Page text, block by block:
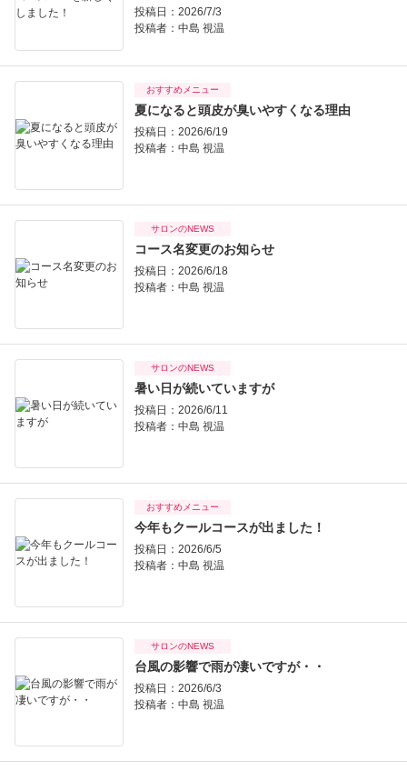
投稿日：2026/7/3
投稿者： 中島 視温
おすすめメニュー
夏になると頭皮が臭いやすくなる理由
投稿日：2026/6/19
投稿者： 中島 視温
サロンのNEWS
コース名変更のお知らせ
投稿日：2026/6/18
投稿者： 中島 視温
サロンのNEWS
暑い日が続いていますが
投稿日：2026/6/11
投稿者： 中島 視温
おすすめメニュー
今年もクールコースが出ました！
投稿日：2026/6/5
投稿者： 中島 視温
サロンのNEWS
台風の影響で雨が凄いですが・・
投稿日：2026/6/3
投稿者： 中島 視温